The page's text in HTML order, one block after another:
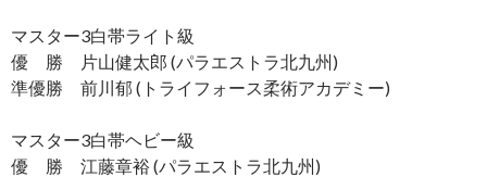
マスター3白帯ライト級
優 勝 片山健太郎 (パラエストラ北九州)
準優勝 前川郁 (トライフォース柔術アカデミー)
マスター3白帯ヘビー級
優 勝 江藤章裕 (パラエストラ北九州)